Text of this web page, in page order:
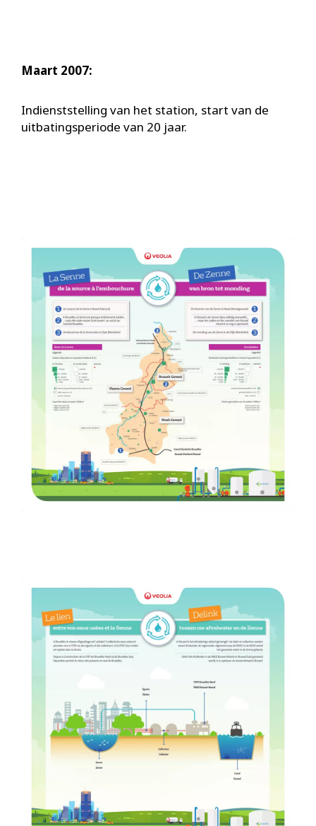
Maart 2007:
Indienststelling van het station, start van de
uitbatingsperiode van 20 jaar.